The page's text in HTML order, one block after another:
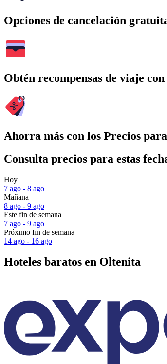
Opciones de cancelación
Obtén recompensas de viaje
Ahorra más con los Precios
Consulta precios para estas
Hoy
7 ago - 8 ago
Mañana
8 ago - 9 ago
Este fin de semana
7 ago - 9 ago
Próximo fin de semana
14 ago - 16 ago
Hoteles baratos en Oltenita